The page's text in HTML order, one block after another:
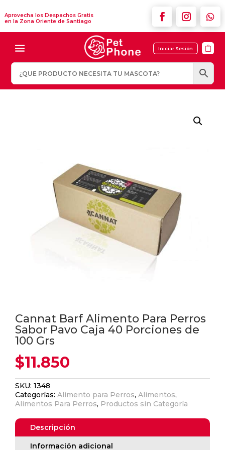
Aprovecha los Despachos Gratis
en la Zona Oriente de Santiago
Iniciar Sesión 
Cannat Barf Alimento Para Perros
Sabor Pavo Caja 40 Porciones de
100 Grs
$11.850
SKU:1348
Categorías:Alimento para Perros,Alimentos,
Alimentos Para Perros, Productos sin Categoría
Descripción
Información adicional